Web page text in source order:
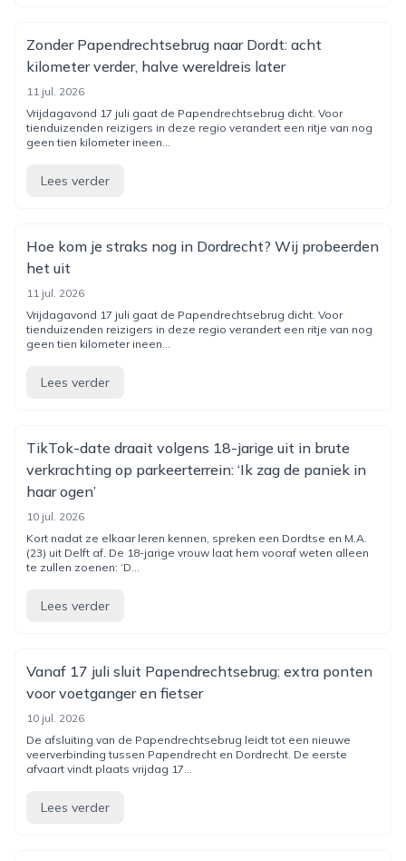
Zonder Papendrechtsebrug naar Dordt: acht
kilometer verder, halve wereldreis later
11 jul. 2026
Vrijdagavond 17 juli gaat de Papendrechtsebrug dicht. Voor
tienduizenden reizigers in deze regio verandert een ritje van nog
geen tien kilometer ineen...
Lees verder
Hoe kom je straks nog in Dordrecht? Wij probeerden
het uit
11 jul. 2026
Vrijdagavond 17 juli gaat de Papendrechtsebrug dicht. Voor
tienduizenden reizigers in deze regio verandert een ritje van nog
geen tien kilometer ineen...
Lees verder
TikTok-date draait volgens 18-jarige uit in brute
verkrachting op parkeerterrein: ‘Ik zag de paniek in
haar ogen’
10 jul. 2026
Kort nadat ze elkaar leren kennen, spreken een Dordtse en M.A.
(23) uit Delft af. De 18-jarige vrouw laat hem vooraf weten alleen
te zullen zoenen: ‘D...
Lees verder
Vanaf 17 juli sluit Papendrechtsebrug: extra ponten
voor voetganger en fietser
10 jul. 2026
De afsluiting van de Papendrechtsebrug leidt tot een nieuwe
veerverbinding tussen Papendrecht en Dordrecht. De eerste
afvaart vindt plaats vrijdag 17...
Lees verder